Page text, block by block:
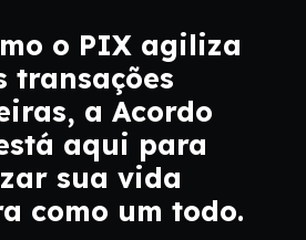
o PIX agiliza
transações
a Acordo
aqui para
sua vida
como um todo.